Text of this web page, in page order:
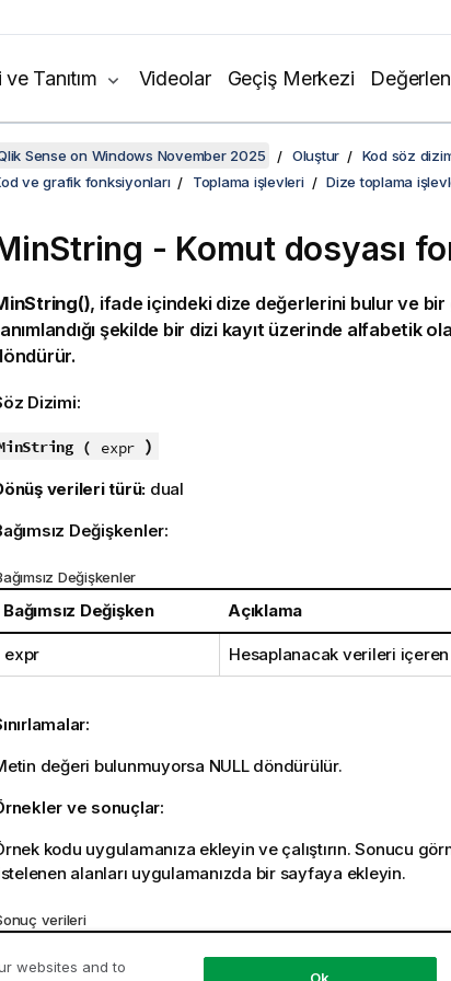
Tanıtım Videolar Geçiş Merkezi
Sense on Windows November 2025 Oluştur
Kod söz
ve grafik fonksiyonları
Toplama işlevleri Dize toplama
- Komut dosyası
, ifade içindeki dize değerlerini bulur ve bir
şekilde bir dizi kayıt üzerinde alfabetik
Dizimi:
( expr )
verileri türü: dual
Değişkenler:
Değişkenler
Bağımsız Değişken Açıklama
expr Hesaplanacak verileri
değeri bulunmuyorsa NULLdöndürülür.
ve sonuçlar:
kodu uygulamanıza ekleyin ve çalıştırın. Sonucu
alanları uygulamanızda bir sayfaya ekleyin.
verileri
websites and to